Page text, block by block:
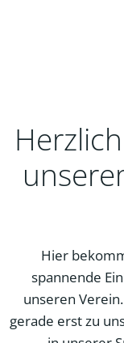
Hier
spannende
unseren
gerade erst zu